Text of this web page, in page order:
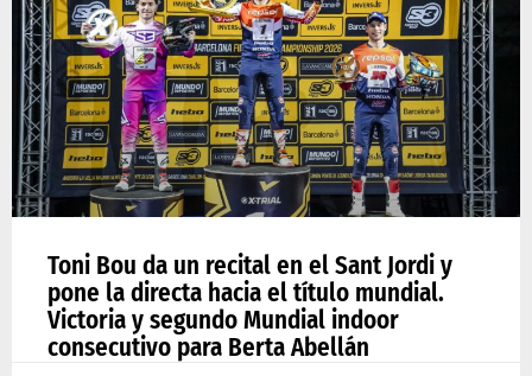
Toni Bou da un recital en el Sant Jordi y
pone la directa hacia el título mundial.
Victoria y segundo Mundial indoor
consecutivo para Berta Abellán